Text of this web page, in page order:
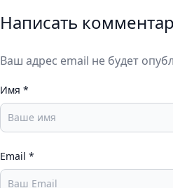
Написать
Ваш адрес email не будет
Имя *
Email *